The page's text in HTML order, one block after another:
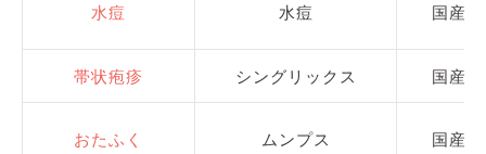
水痘 水痘 国産
帯状疱疹 シングリックス 国産
おたふく ムンプス 国産